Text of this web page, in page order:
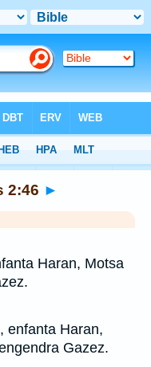
2:46 ►
Haran, Motsa
enfanta Haran,
Gazez.